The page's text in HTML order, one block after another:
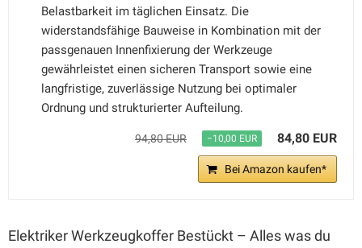
Belastbarkeit im täglichen Einsatz. Die
widerstandsfähige Bauweise in Kombination mit der
passgenauen Innenfixierung der Werkzeuge
gewährleistet einen sicheren Transport sowie eine
langfristige, zuverlässige Nutzung bei optimaler
Ordnung und strukturierter Aufteilung.
94,80 EUR −10,00 EUR 84,80 EUR
Bei Amazon kaufen*
Elektriker Werkzeugkoffer Bestückt – Alles was du